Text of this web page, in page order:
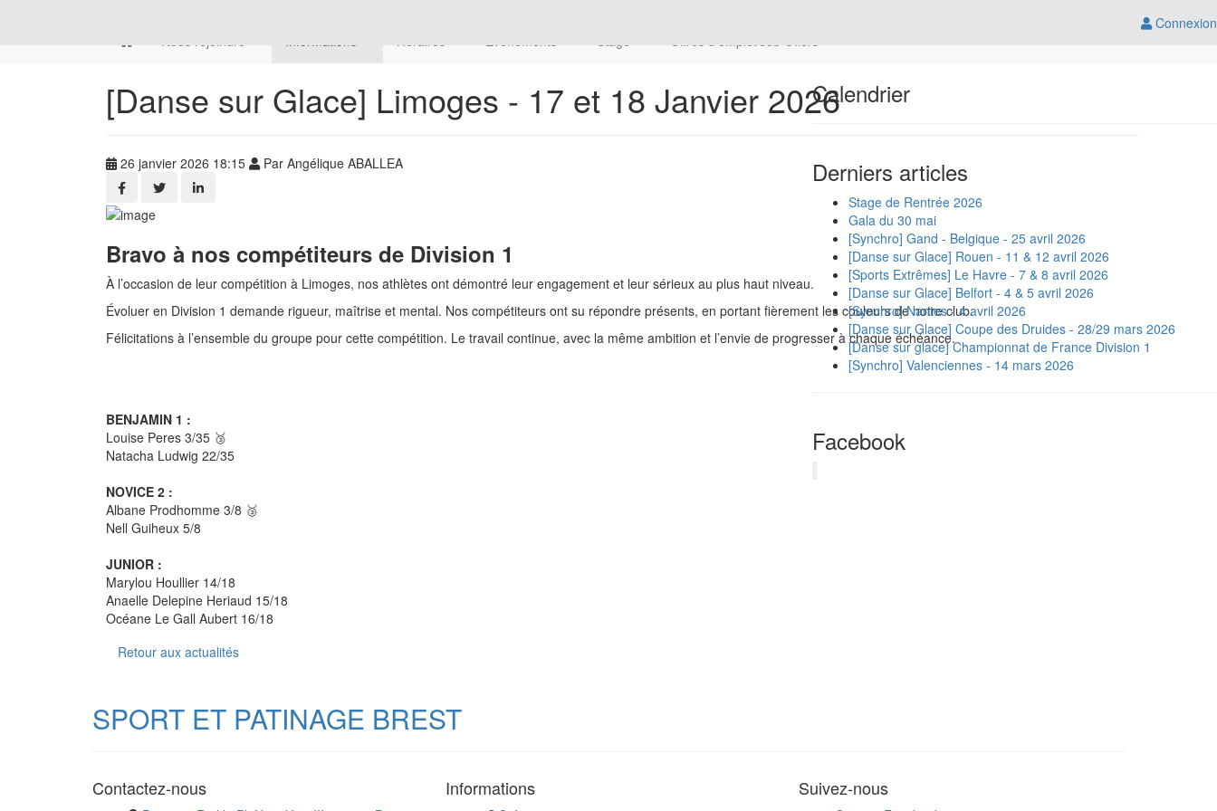
Connexion
Nous rejoindre
Informations Horaires Evenements Stage Offres d'emploi/Job Offers
[Danse sur Glace] Limoges - 17 et 18 Janvier 2026
26 janvier 2026 18:15 Par Angélique ABALLEA
Bravo à nos compétiteurs de Division 1
À l’occasion de leur compétition à Limoges, nos athlètes ont démontré leur engagement et leur sérieux au plus haut niveau.
Évoluer en Division 1 demande rigueur, maîtrise et mental. Nos compétiteurs ont su répondre présents, en portant fièrement les couleurs de notre club.
Félicitations à l’ensemble du groupe pour cette compétition. Le travail continue, avec la même ambition et l’envie de progresser à chaque échéance.
BENJAMIN 1 :
Louise Peres 3/35 🥉
Natacha Ludwig 22/35
NOVICE 2 :
Albane Prodhomme 3/8 🥉
Nell Guiheux 5/8
JUNIOR :
Marylou Houllier 14/18
Anaelle Delepine Heriaud 15/18
Océane Le Gall Aubert 16/18
Retour aux actualités
Calendrier
Derniers articles
Stage de Rentrée 2026
Gala du 30 mai
[Synchro] Gand - Belgique - 25 avril 2026
[Danse sur Glace] Rouen - 11 & 12 avril 2026
[Sports Extrêmes] Le Havre - 7 & 8 avril 2026
[Danse sur Glace] Belfort - 4 & 5 avril 2026
[Synchro] Nantes - 4 avril 2026
[Danse sur Glace] Coupe des Druides - 28/29 mars 2026
[Danse sur glace] Championnat de France Division 1
[Synchro] Valenciennes - 14 mars 2026
Facebook
SPORT ET PATINAGE BREST
Contactez-nous Informations Suivez-nous